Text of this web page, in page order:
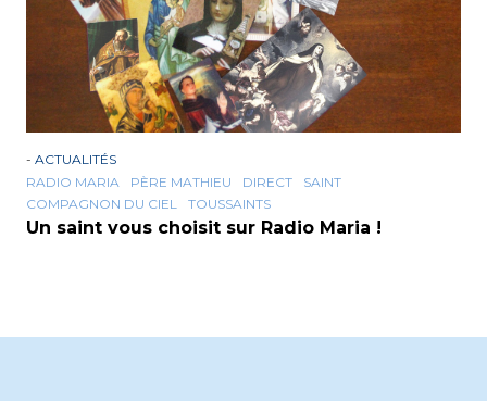
- ACTUALITÉS
RADIO MARIA
PÈRE MATHIEU DIRECT
SAINT
COMPAGNON DU CIEL
TOUSSAINTS
Un saint vous choisit sur Radio Maria !